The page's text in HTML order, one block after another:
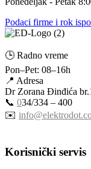
Podaci firme i rok
🕒 Radno vreme
Pon–Pet: 08–16h
📍 Adresa
Dr Zorana Đinđića
📞 034/334 – 400
✉️
Korisnički servis